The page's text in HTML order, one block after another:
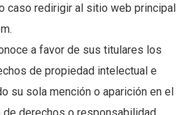
caso redirigir al sitio web principal
a favor de sus titulares los
de propiedad intelectual e
su sola mención o aparición en el